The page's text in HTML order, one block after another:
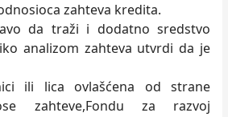
zahteva kredita.
da traži i dodatno sredstvo
analizom zahteva utvrdi da je
ili lica ovlašćena od strane
zahteve,Fondu za razvoj